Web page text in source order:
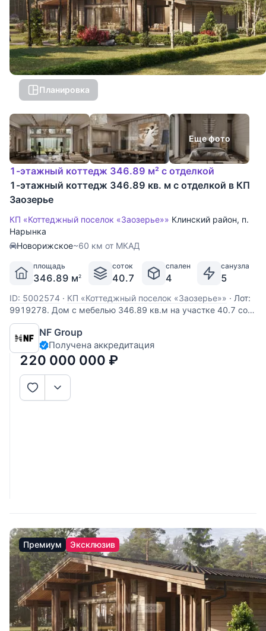
Планировка
Еще фото
1-этажный коттедж 346.89 м² с отделкой
1-этажный коттедж 346.89 кв. м с отделкой в КП
Заозерье
КП «Коттеджный поселок «Заозерье»» Клинский район, п.
Нарынка
Новорижское~60 км от МКАД
площадь
346.89 м2
соток
40.7
спален
4
санузла
5
ID: 5002574 · КП «Коттеджный поселок «Заозерье»» · Лот:
9919278. Дом с мебелью 346.89 кв.м на участке 40.7 cот.
Кол-во спален: 4. Кол-во с/у: 5. Поселок «ЗаОзерье».
Новорижское шоссе, 60 км от МКАД. Без комиссии для
покупателя. Выполненные из деревянного бруса,
увеличенного размера, виллы формируют
NF Group
Получена аккредитация
220 000 000 ₽
Премиум Эксклюзив